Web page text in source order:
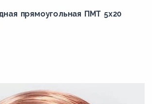
прямоугольная ПМТ 5x20